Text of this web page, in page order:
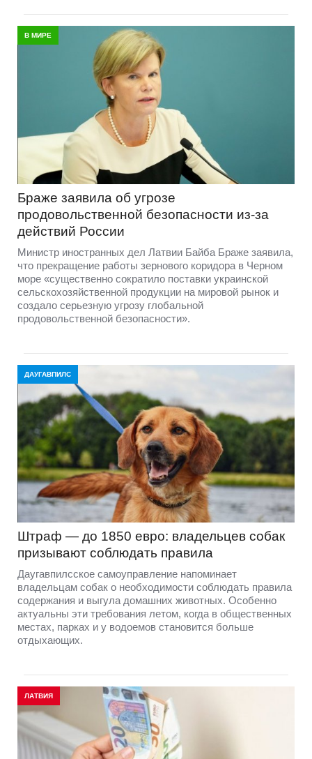
В МИРЕ
Браже заявила об угрозе
продовольственной безопасности из-за
действий России
Министр иностранных дел Латвии Байба Браже заявила,
что прекращение работы зернового коридора в Черном
море «существенно сократило поставки украинской
сельскохозяйственной продукции на мировой рынок и
создало серьезную угрозу глобальной
продовольственной безопасности».
ДАУГАВПИЛС
Штраф — до 1850 евро: владельцев собак
призывают соблюдать правила
Даугавпилсское самоуправление напоминает
владельцам собак о необходимости соблюдать правила
содержания и выгула домашних животных. Особенно
актуальны эти требования летом, когда в общественных
местах, парках и у водоемов становится больше
отдыхающих.
ЛАТВИЯ